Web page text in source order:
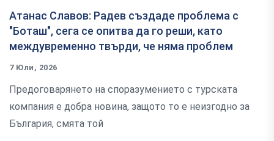
Атанас Славов: Радев създаде проблема с
"Боташ", сега се опитва да го реши, като
междувременно твърди, че няма проблем
7 Юли, 2026
Предоговарянето на споразумението с турската
компания е добра новина, защото то е неизгодно за
България, смята той